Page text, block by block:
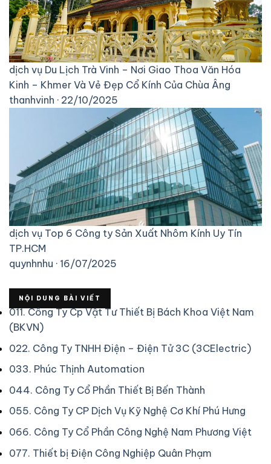
dịch vụ Du Lịch Trà Vinh – Nơi Giao Thoa Văn Hóa
Kinh – Khmer Và Vẻ Đẹp Cổ Kính Của Chùa Âng
thanhvinh · 22/10/2025
dịch vụ Top 6 Công ty Sản Xuất Nhôm Kính Uy Tín
TP.HCM
quynhnhu · 16/07/2025
NỘI DUNG BÀI VIẾT
011. Công Ty Cp Vật Tư Thiết Bị Bách Khoa Việt Nam
(BKVN)
022. Công Ty TNHH Điện – Điện Tử 3C (3CElectric)
033. Phúc Thịnh Automation
044. Công Ty Cổ Phần Thiết Bị Bến Thành
055. Công Ty CP Dịch Vụ Kỹ Nghệ Cơ Khí Phú Hưng
066. Công Ty Cổ Phần Công Nghệ Nam Phương Việt
077. Thiết bị Điện Công Nghiệp Quân Phạm